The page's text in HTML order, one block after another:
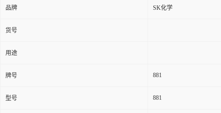
品牌 SK化学
货号
用途
牌号 881
型号 881